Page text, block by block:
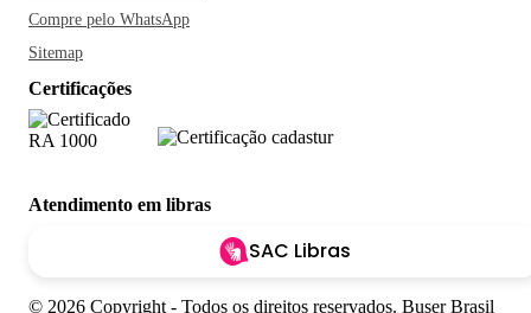
Compre pelo WhatsApp
Sitemap
Certificações
Atendimento em libras
SAC Libras
© 2026 Copyright - Todos os direitos reservados. Buser Brasil